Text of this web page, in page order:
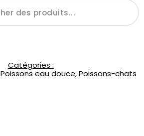
Catégories :
Poissons eau douce,Poissons-chats